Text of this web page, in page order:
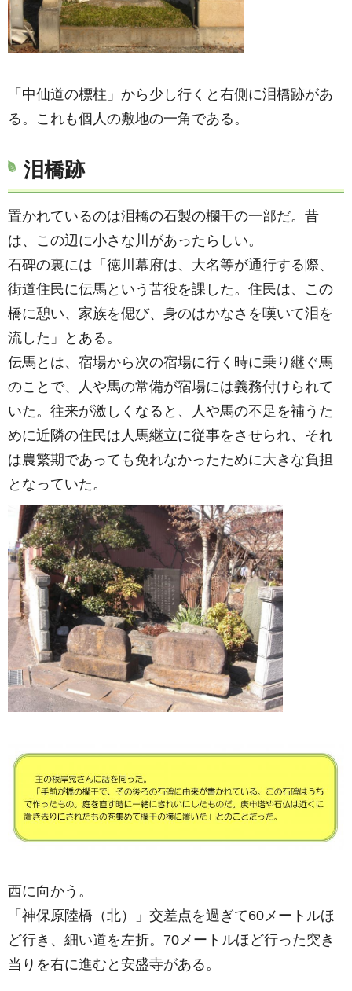
「中仙道の標柱」から少し行くと右側に泪橋跡があ
る。これも個人の敷地の一角である。
泪橋跡
置かれているのは泪橋の石製の欄干の一部だ。昔
は、この辺に小さな川があったらしい。
石碑の裏には「徳川幕府は、大名等が通行する際、
街道住民に伝馬という苦役を課した。住民は、この
橋に憩い、家族を偲び、身のはかなさを嘆いて泪を
流した」とある。
伝馬とは、宿場から次の宿場に行く時に乗り継ぐ馬
のことで、人や馬の常備が宿場には義務付けられて
いた。往来が激しくなると、人や馬の不足を補うた
めに近隣の住民は人馬継立に従事をさせられ、それ
は農繁期であっても免れなかったために大きな負担
となっていた。
西に向かう。
「神保原陸橋（北）」交差点を過ぎて60メートルほ
ど行き、細い道を左折。70メートルほど行った突き
当りを右に進むと安盛寺がある。